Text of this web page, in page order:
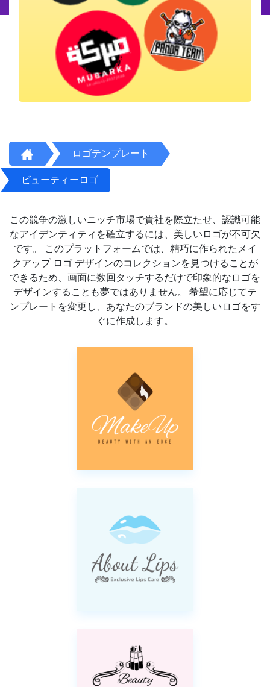
ロゴテンプレート
ビューティーロゴ
この競争の激しいニッチ市場で貴社を際立たせ、認識可能
なアイデンティティを確立するには、美しいロゴが不可欠
です。 このプラットフォームでは、精巧に作られたメイ
クアップ ロゴ デザインのコレクションを見つけることが
できるため、画面に数回タッチするだけで印象的なロゴを
デザインすることも夢ではありません。 希望に応じてテ
ンプレートを変更し、あなたのブランドの美しいロゴをす
ぐに作成します。